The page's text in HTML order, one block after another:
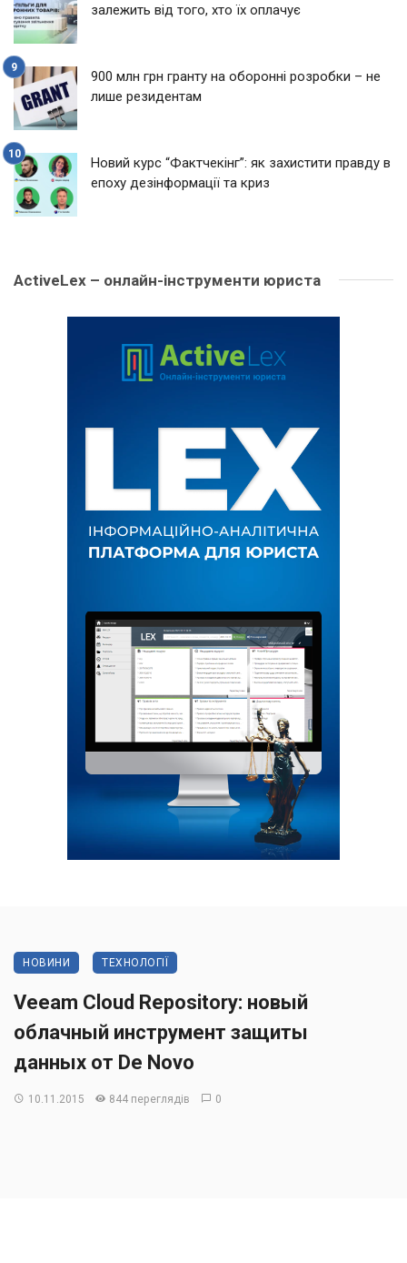
залежить від того, хто їх оплачує
900 млн грн гранту на оборонні розробки – не
лише резидентам
Новий курс “Фактчекінг”: як захистити правду в
епоху дезінформації та криз
ActiveLex – онлайн-інструменти юриста
НОВИНИ ТЕХНОЛОГІЇ
Veeam Cloud Repository: новый
облачный инструмент защиты
данных от De Novo
10.11.2015 844 переглядів 0